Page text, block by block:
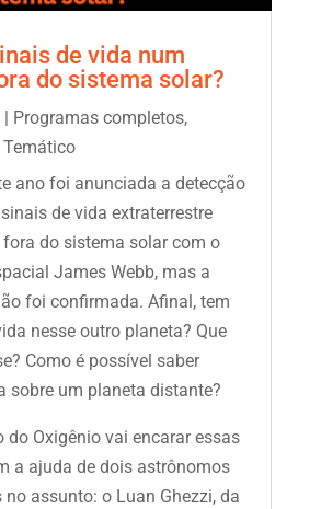
de vida num
do sistema solar?
| Programas completos,
Temático
ano foi anunciada a detecção
de vida extraterrestre
do sistema solar com o
James Webb, mas a
foi confirmada. Afinal, tem
nesse outro planeta? Que
Como é possível saber
sobre um planeta distante?
do Oxigênio vai encarar essas
a ajuda de dois astrônomos
assunto: o Luan Ghezzi, da